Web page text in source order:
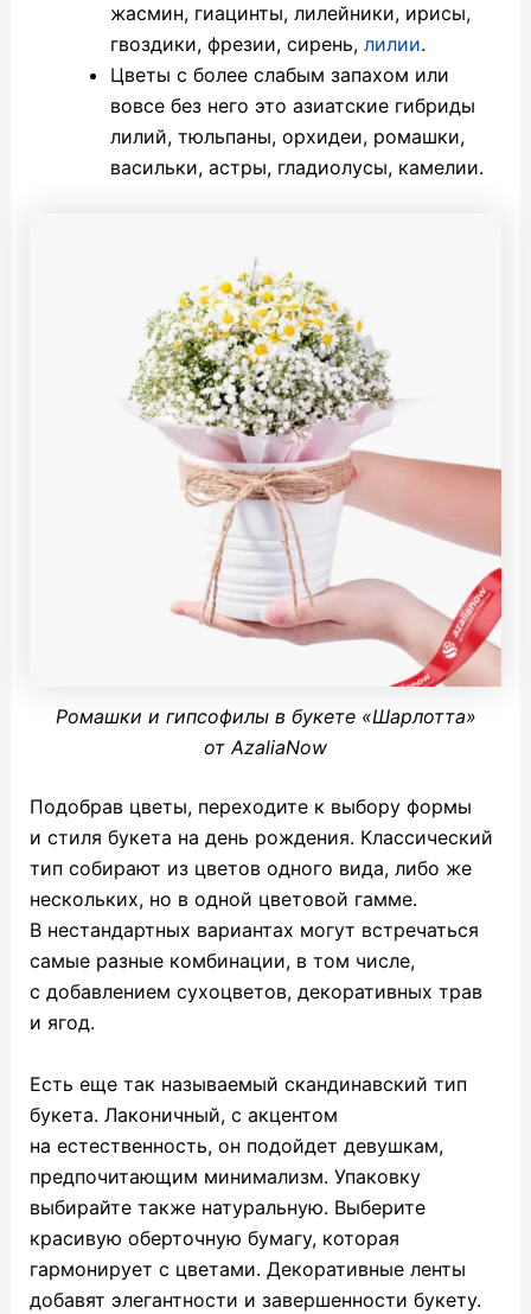
жасмин, гиацинты, лилейники, ирисы,
гвоздики, фрезии, сирень, лилии.
Цветы с более слабым запахом или
вовсе без него это азиатские гибриды
лилий, тюльпаны, орхидеи, ромашки,
васильки, астры, гладиолусы, камелии.
Ромашки и гипсофилы в букете «Шарлотта»
от AzaliaNow
Подобрав цветы, переходите к выбору формы
и стиля букета на день рождения. Классический
тип собирают из цветов одного вида, либо же
нескольких, но в одной цветовой гамме.
В нестандартных вариантах могут встречаться
самые разные комбинации, в том числе,
с добавлением сухоцветов, декоративных трав
и ягод.
Есть еще так называемый скандинавский тип
букета. Лаконичный, с акцентом
на естественность, он подойдет девушкам,
предпочитающим минимализм. Упаковку
выбирайте также натуральную. Выберите
красивую оберточную бумагу, которая
гармонирует с цветами. Декоративные ленты
добавят элегантности и завершенности букету.